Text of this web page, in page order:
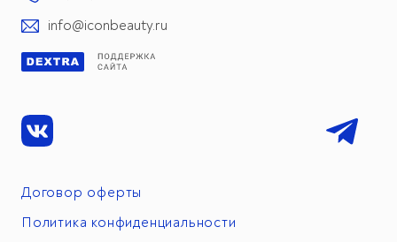
Договор оферты
Политика конфиденциальности
info@iconbeauty.ru